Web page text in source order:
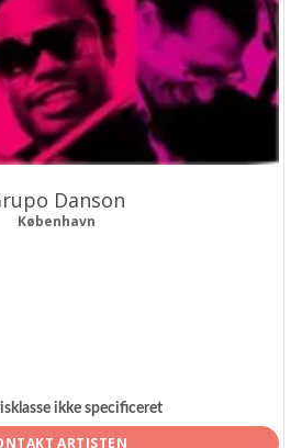
Danson
København
ikke specificeret
ARTISTEN